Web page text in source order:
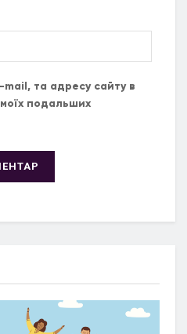
mail, та адресу сайту в
подальших